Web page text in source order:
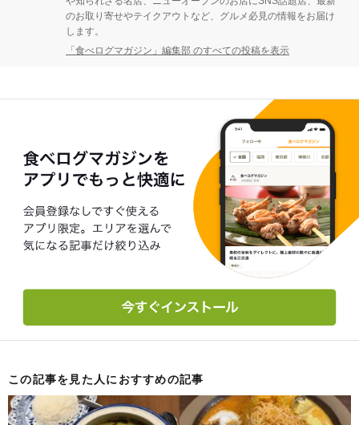
のお取り寄せやテイクアウトなど、グルメ必見の情報をお届け
します。
「食べログマガジン」編集部 のすべての投稿を表示
この記事を見た人におすすめの記事